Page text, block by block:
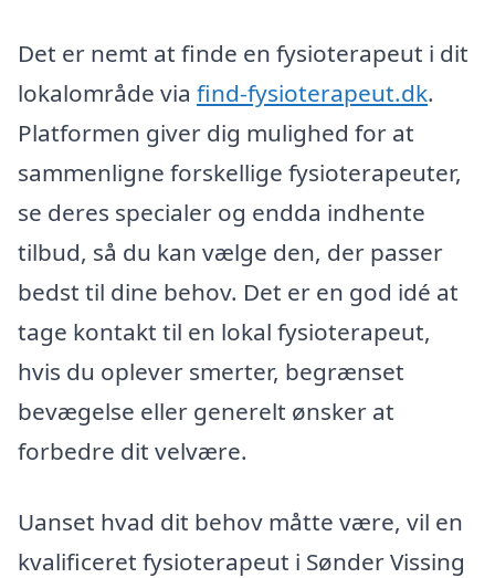
Det er nemt at finde en fysioterapeut i dit
lokalområde via find-fysioterapeut.dk.
Platformen giver dig mulighed for at
sammenligne forskellige fysioterapeuter,
se deres specialer og endda indhente
tilbud, så du kan vælge den, der passer
bedst til dine behov. Det er en god idé at
tage kontakt til en lokal fysioterapeut,
hvis du oplever smerter, begrænset
bevægelse eller generelt ønsker at
forbedre dit velvære.
Uanset hvad dit behov måtte være, vil en
kvalificeret fysioterapeut i Sønder Vissing